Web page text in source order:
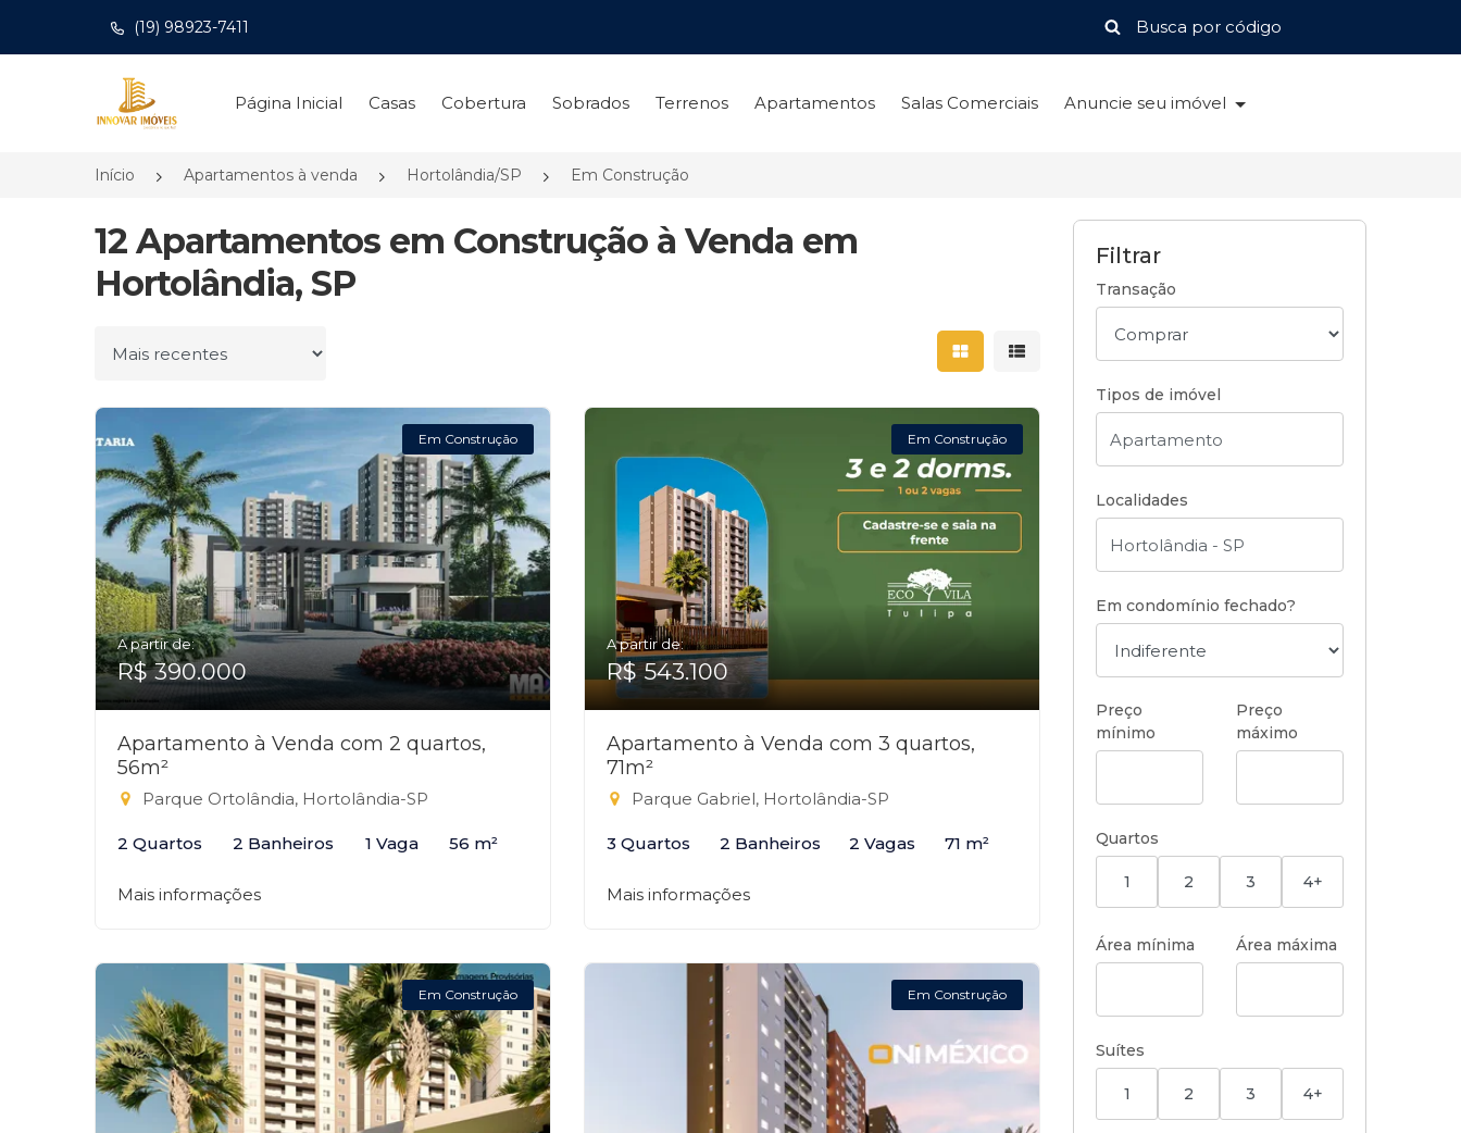
(19) 98923-7411
Página inicial
Página Inicial Casas Cobertura Sobrados Terrenos Apartamentos Salas Comerciais Anuncie seu imóvel
Início Apartamentos à venda Hortolândia/SP Em Construção
12 Apartamentos em Construção à Venda em
Hortolândia, SP
Ordenar por Mostrar resultados em grade
Mostrar resultados em lista
Em Construção
A partir de:
R$ 390.000
Apartamento à Venda com 2 quartos,
56m²
Parque Ortolândia, Hortolândia-SP
2 Quartos 2 Banheiros 1 Vaga 56 m²
Mais informações
Em Construção
A partir de:
R$ 543.100
Apartamento à Venda com 3 quartos,
71m²
Parque Gabriel, Hortolândia-SP
3 Quartos 2 Banheiros 2 Vagas 71 m²
Mais informações
Em Construção Em Construção
Filtrar
Transação
Tipos de imóvel
Localidades
Em condomínio fechado?
Preço
mínimo
Preço
máximo
Quartos
1 2 3 4+
Área mínima Área máxima
Suítes
1 2 3 4+